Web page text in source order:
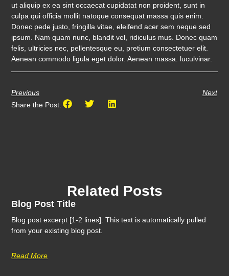
ut aliquip ex ea sint occaecat cupidatat non proident, sunt in
culpa qui officia mollit natoque consequat massa quis enim.
Donec pede justo, fringilla vitae, eleifend acer sem neque sed
ipsum. Nam quam nunc, blandit vel, ridiculus mus. Donec quam
felis, ultricies nec, pellentesque eu, pretium consectetuer elit.
Aenean commodo ligula eget dolor. Aenean massa. luculvinar.
Previous
Next
Share the Post:
Related Posts
Blog Post Title
Blog post excerpt [1-2 lines]. This text is automatically pulled
from your existing blog post.
Read More